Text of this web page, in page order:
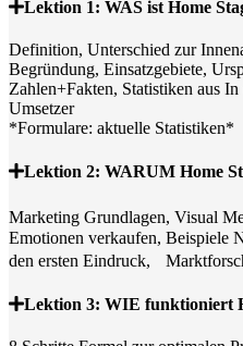
Lektion 1: WAS ist Home
Definition, Unterschied zur
Begründung, Einsatzgebiete,
Zahlen+Fakten, Statistiken aus
Umsetzer
*Formulare: aktuelle Statistiken*
Lektion 2: WARUM Home
Marketing Grundlagen, Visual
Emotionen verkaufen, Beispiele
den ersten Eindruck,
Lektion 3: WIE funktioniert